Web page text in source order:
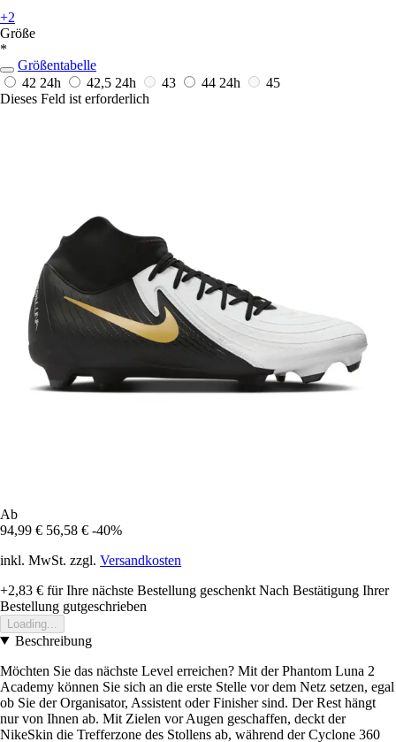
+2
Größe
*
Größentabelle
42 24h 42,5 24h 43 44 24h
45
Dieses Feld ist erforderlich
Ab
94,99 € 56,58 € -40%
inkl. MwSt. zzgl. Versandkosten
+2,83 € für Ihre nächste Bestellung geschenkt Nach Bestätigung Ihrer
Bestellung gutgeschrieben
Loading...
Beschreibung
Möchten Sie das nächste Level erreichen? Mit der Phantom Luna 2
Academy können Sie sich an die erste Stelle vor dem Netz setzen, egal
ob Sie der Organisator, Assistent oder Finisher sind. Der Rest hängt
nur von Ihnen ab. Mit Zielen vor Augen geschaffen, deckt der
NikeSkin die Trefferzone des Stollens ab, während der Cyclone 360